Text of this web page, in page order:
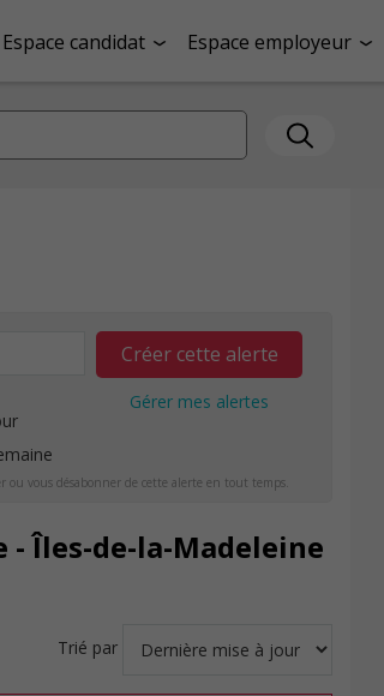
Espace candidat Espace employeur
Créer cette alerte
Gérer mes alertes
ou vous désabonner de cette alerte en tout temps.
- Îles-de-la-Madeleine
Trié par